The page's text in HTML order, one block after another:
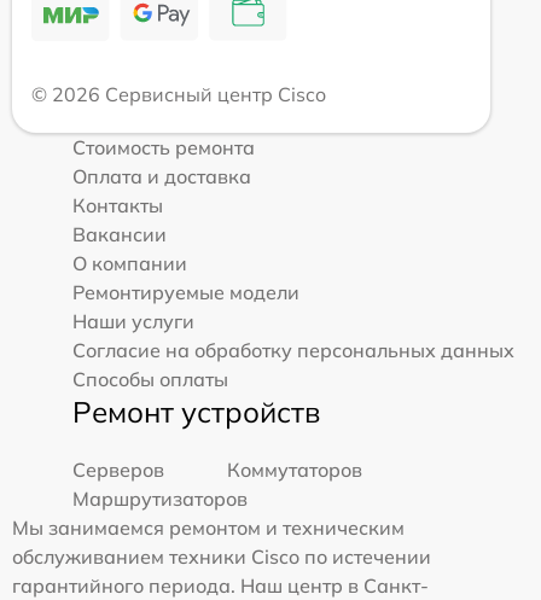
© 2026 Сервисный центр Cisco
Стоимость ремонта
Оплата и доставка
Контакты
Вакансии
О компании
Ремонтируемые модели
Наши услуги
Согласие на обработку персональных данных
Способы оплаты
Ремонт устройств
Серверов
Коммутаторов
Маршрутизаторов
Мы занимаемся ремонтом и техническим
обслуживанием техники Cisco по истечении
гарантийного периода. Наш центр в Санкт-